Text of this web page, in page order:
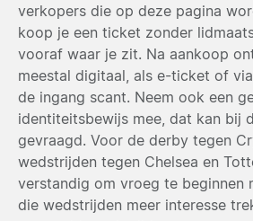
verkopers die op deze pagina
koop je een ticket zonder
vooraf waar je zit. Na aankoop
meestal digitaal, als e-ticket of
de ingang scant. Neem ook een
identiteitsbewijs mee, dat kan bij
gevraagd. Voor de derby tegen
wedstrijden tegen Chelsea en
verstandig om vroeg te beginnen
die wedstrijden meer interesse